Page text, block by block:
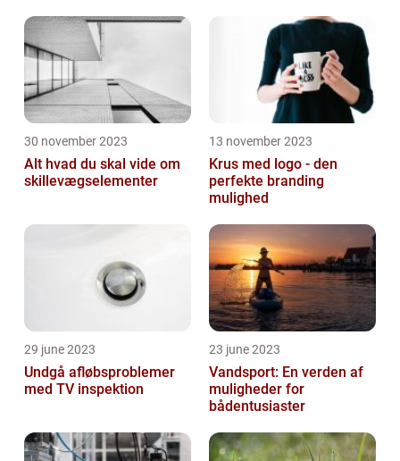
30 november 2023
Alt hvad du skal vide om
skillevægselementer
13 november 2023
Krus med logo - den
perfekte branding
mulighed
29 june 2023
Undgå afløbsproblemer
med TV inspektion
23 june 2023
Vandsport: En verden af
muligheder for
bådentusiaster